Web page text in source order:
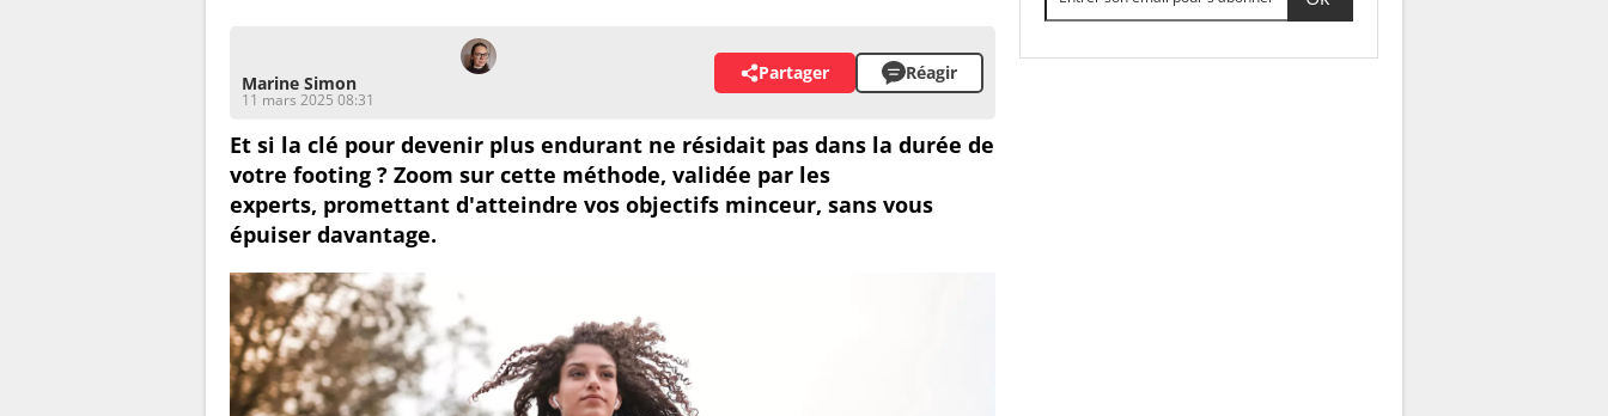
Marine Simon
11 mars 2025 08:31
Partager Réagir
Et si la clé pour devenir plus endurant ne résidait pas dans la durée de
votre footing ? Zoom sur cette méthode, validée par les
experts, promettant d'atteindre vos objectifs minceur, sans vous
épuiser davantage.